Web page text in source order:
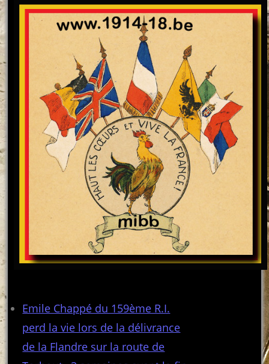
Emile Chappé du 159ème R.I.
perd la vie lors de la délivrance
de la Flandre sur la route de